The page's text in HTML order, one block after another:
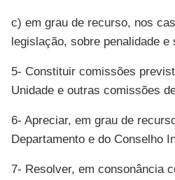
c) em grau de recurso, nos
legislação, sobre penalidade
5- Constituir comissões
Unidade e outras comissões
6- Apreciar, em grau de
Departamento e do Conselho
7- Resolver, em consonância